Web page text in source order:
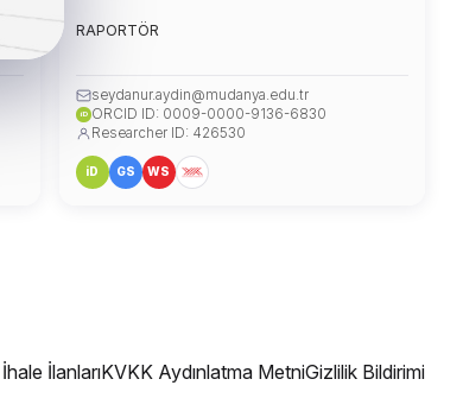
RAPORTÖR
seydanur.aydin@mudanya.edu.tr
iD ORCID ID: 0009-0000-9136-6830
Researcher ID: 426530
iD GS WS
İhale İlanlarıKVKK Aydınlatma MetniGizlilik Bildirimi